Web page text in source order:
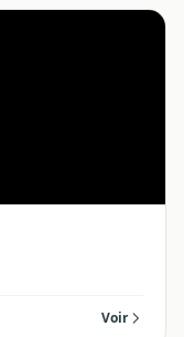
Voir